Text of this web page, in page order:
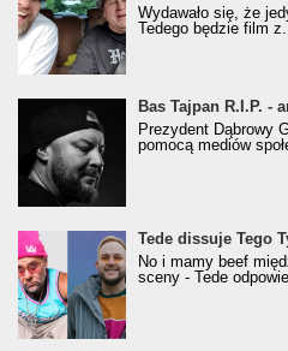
Wydawało się, że
Tedego będzie film z...
Bas Tajpan R.I.P. -
Prezydent Dąbrowy
pomocą mediów
Tede dissuje Tego
No i mamy beef
sceny - Tede